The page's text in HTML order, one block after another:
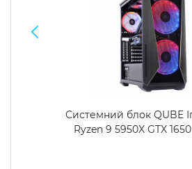
Системний блок QUBE
Ryzen 9 5950X GTX